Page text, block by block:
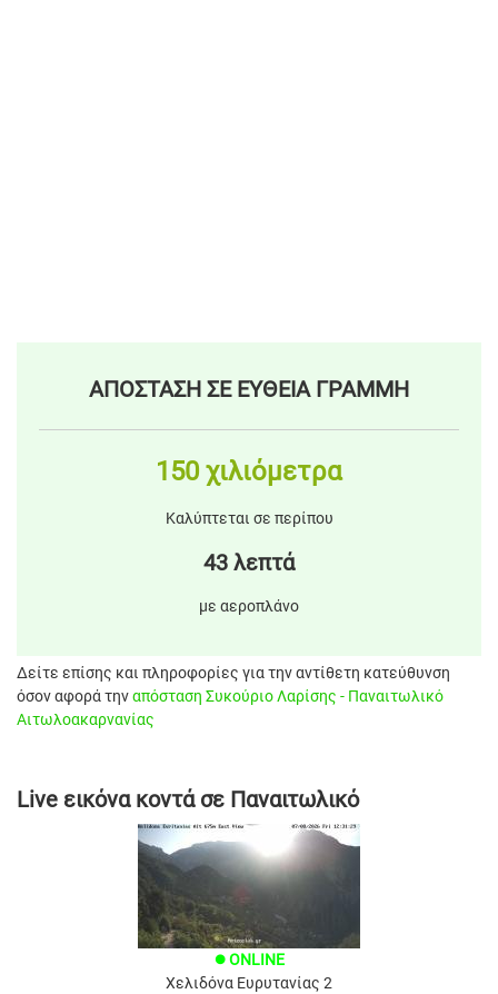
ΑΠΟΣΤΑΣΗ ΣΕ ΕΥΘΕΙΑ ΓΡΑΜΜΗ
150 χιλιόμετρα
Καλύπτεται σε περίπου
43 λεπτά
με αεροπλάνο
Δείτε επίσης και πληροφορίες για την αντίθετη κατεύθυνση
όσον αφορά τηναπόσταση Συκούριo Λαρίσης - Παναιτωλικό
Αιτωλοακαρνανίας
Live εικόνα κοντά σε Παναιτωλικό
brightness_1 ONLINE
Χελιδόνα Ευρυτανίας 2